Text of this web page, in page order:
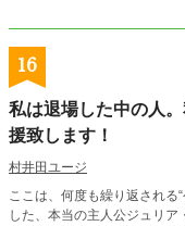
16
私は退場した中の人
援致します！
村井田ユージ
ここは、何度も繰り返される“令嬢物語”の世界。
した、本当の主人公ジュリ